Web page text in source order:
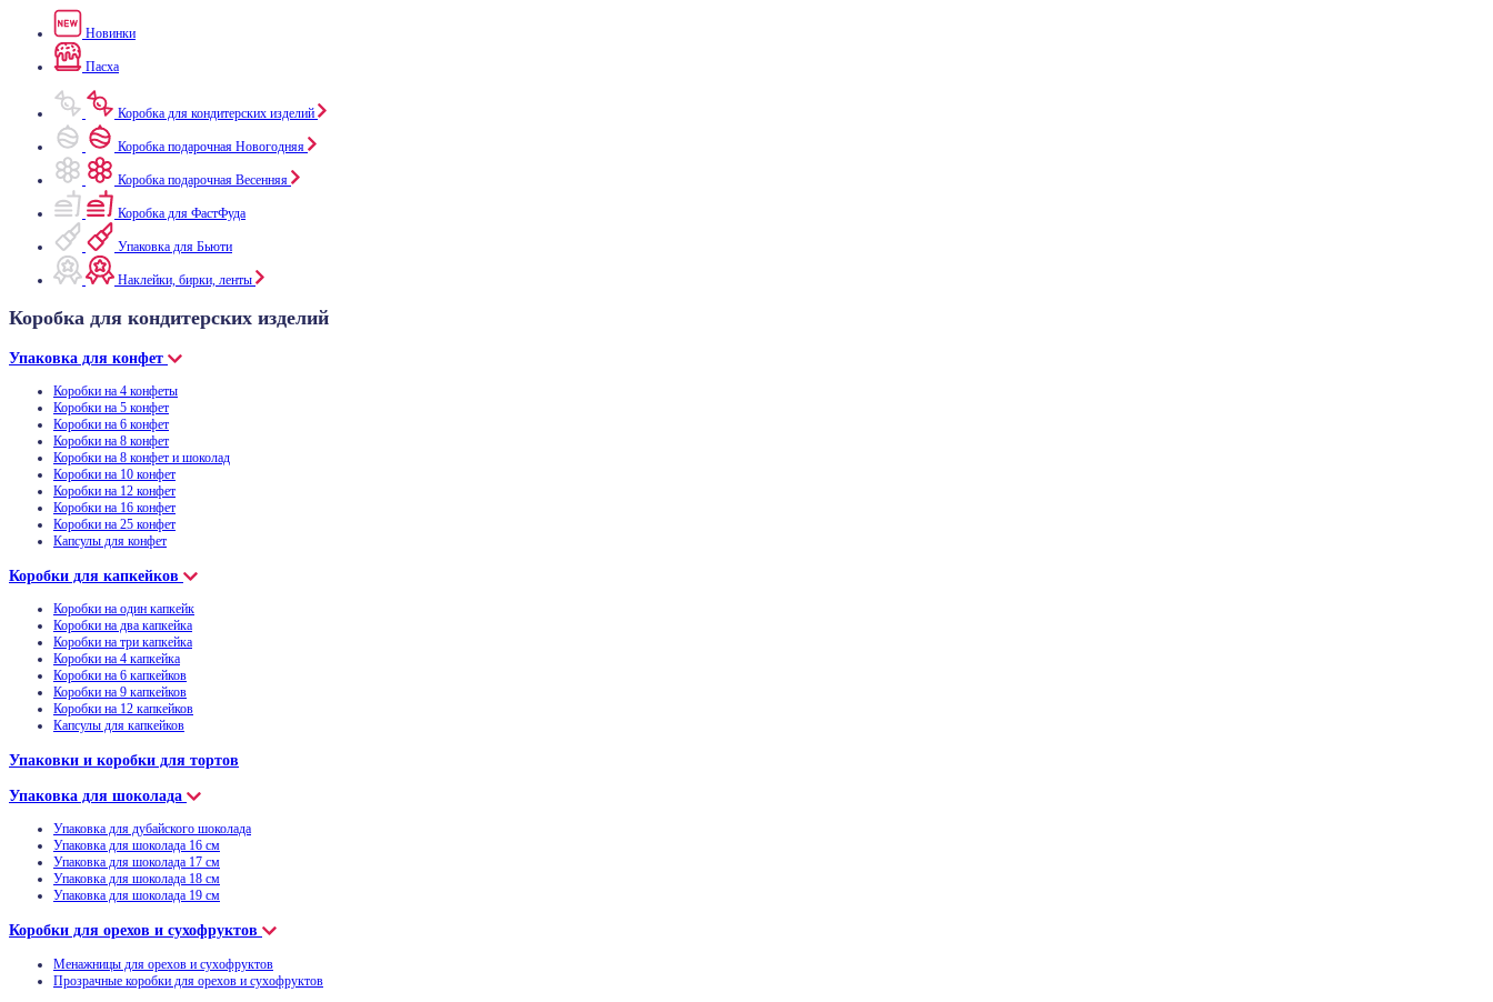
Новинки
Пасха
Коробка для кондитерских изделий
Коробка подарочная Новогодняя
Коробка подарочная Весенняя
Коробка для ФастФуда
Упаковка для Бьюти
Наклейки, бирки, ленты
Коробка для кондитерских изделий
Упаковка для конфет
Коробки на 4 конфеты
Коробки на 5 конфет
Коробки на 6 конфет
Коробки на 8 конфет
Коробки на 8 конфет и шоколад
Коробки на 10 конфет
Коробки на 12 конфет
Коробки на 16 конфет
Коробки на 25 конфет
Капсулы для конфет
Коробки для капкейков
Коробки на один капкейк
Коробки на два капкейка
Коробки на три капкейка
Коробки на 4 капкейка
Коробки на 6 капкейков
Коробки на 9 капкейков
Коробки на 12 капкейков
Капсулы для капкейков
Упаковки и коробки для тортов
Упаковка для шоколада
Упаковка для дубайского шоколада
Упаковка для шоколада 16 см
Упаковка для шоколада 17 см
Упаковка для шоколада 18 см
Упаковка для шоколада 19 см
Коробки для орехов и сухофруктов
Менажницы для орехов и сухофруктов
Прозрачные коробки для орехов и сухофруктов